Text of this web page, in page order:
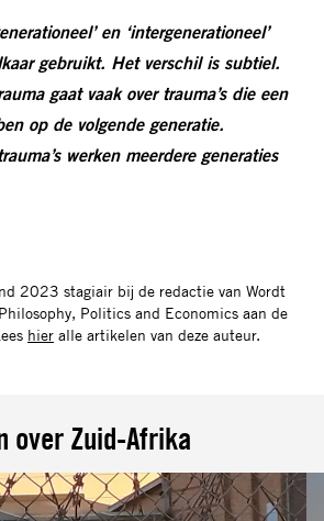
en ‘intergenerationeel’
gebruikt. Het verschil is subtiel.
gaat vaak over trauma’s die een
op de volgende generatie.
werken meerdere generaties
2023 stagiair bij de redactie van Wordt
Politics and Economics aan de
hier alle artikelen van deze auteur.
over Zuid-Afrika